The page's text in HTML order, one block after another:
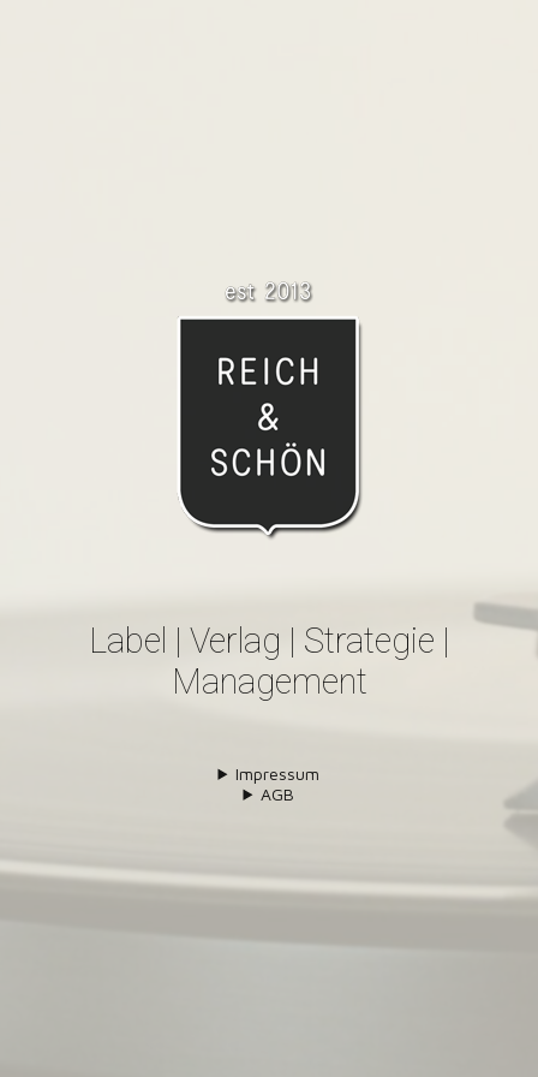
Label | Verlag | Strategie |
Management
Impressum
AGB